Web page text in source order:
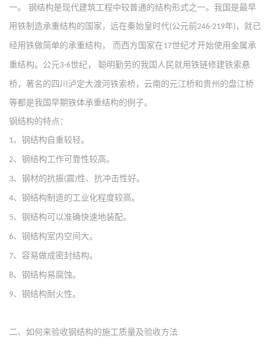
一。 钢结构是现代建筑工程中较普通的结构形式之一。我国是最早
用铁制造承重结构的国家，远在秦始皇时代(公元前246-219年) ，就已
经用铁做简单的承重结构， 而西方国家在17世纪才开始使用金属承
重结构。公元3-6世纪， 聪明勤劳的我国人民就用铁链修建铁索悬
桥，著名的四川泸定大渡河铁索桥，云南的元江桥和贵州的盘江桥
等都是我国早期铁体承重结构的例子。
钢结构的特点：
1、钢结构自重较轻。
2、钢结构工作可靠性较高。
3、钢材的抗振(震)性、抗冲击性好。
4、钢结构制造的工业化程度较高。
5、钢结构可以准确快速地装配。
6、钢结构室内空间大。
7、容易做成密封结构。
8、钢结构易腐蚀。
9、钢结构耐火性。
二、如何来验收钢结构的施工质量及验收方法